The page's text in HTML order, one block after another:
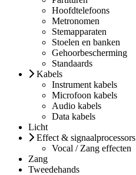
Hoofdtelefoons
Metronomen
Stemapparaten
Stoelen en banken
Gehoorbescherming
Standaards
Kabels
Instrument kabels
Microfoon kabels
Audio kabels
Data kabels
Licht
Effect & signaalprocessors
Vocal / Zang effecten
Zang
Tweedehands